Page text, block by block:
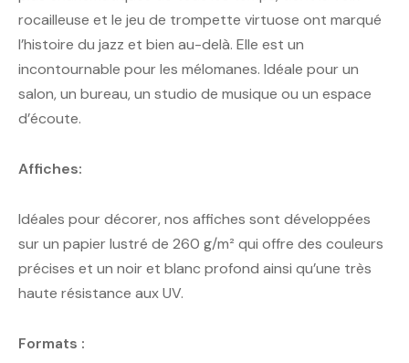
rocailleuse et le jeu de trompette virtuose ont marqué
l’histoire du jazz et bien au-delà. Elle est un
incontournable pour les mélomanes. Idéale pour un
salon, un bureau, un studio de musique ou un espace
d’écoute.
Affiches:
Idéales pour décorer, nos affiches sont développées
sur un papier lustré de 260 g/m² qui offre des couleurs
précises et un noir et blanc profond ainsi qu’une très
haute résistance aux UV.
Formats :